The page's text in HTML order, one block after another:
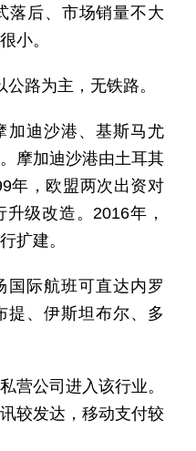
落后、市场销量不大
小。
公路为主，无铁路。
加迪沙港、基斯马尤
摩加迪沙港由土耳其
年，欧盟两次出资对
级改造。2016年，
扩建。
国际航班可直达内罗
提、伊斯坦布尔、多
营公司进入该行业。
较发达，移动支付较